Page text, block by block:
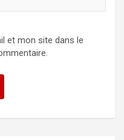
et mon site dans le